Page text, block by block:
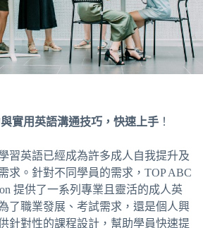
實用英語溝通技巧，快速上手 ！
習英語已經成為許多成人自我提升及
求。針對不同學員的需求，TOP ABC
提供了一系列專業且靈活的成人英
了職業發展、考試需求，還是個人興
針對性的課程設計，幫助學員快速提